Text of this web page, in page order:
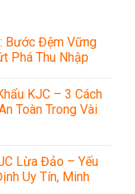
Bước Đệm Vững
Phá Thu Nhập
KJC – 3 Cách
Toàn Trong Vài
Lừa Đảo – Yếu
Uy Tín, Minh